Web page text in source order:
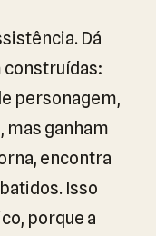
Dá
construídas:
personagem,
mas ganham
encontra
Isso
porque a